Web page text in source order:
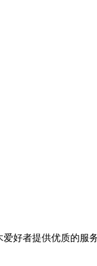
好者提供优质的